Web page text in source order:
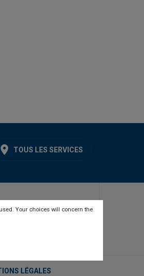
Your choices will concern the
TOUS LES SERVICES
LÉGALES